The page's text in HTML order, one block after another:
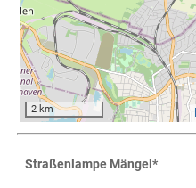
2 km
Straßenlampe Mängel*